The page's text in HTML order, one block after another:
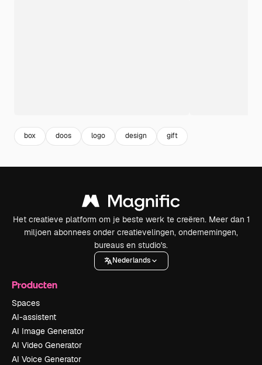
box doos logo design gift
Het creatieve platform om je beste werk te creëren. Meer dan 1
miljoen abonnees onder creatievelingen, ondernemingen,
bureaus en studio's.
Nederlands
Producten
Spaces
AI-assistent
AI Image Generator
AI Video Generator
AI Voice Generator